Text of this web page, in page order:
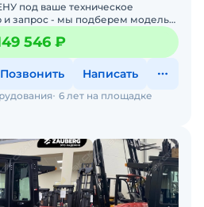
под ваше техническое
546 ₽
Позвонить Написать
6 лет на площадке